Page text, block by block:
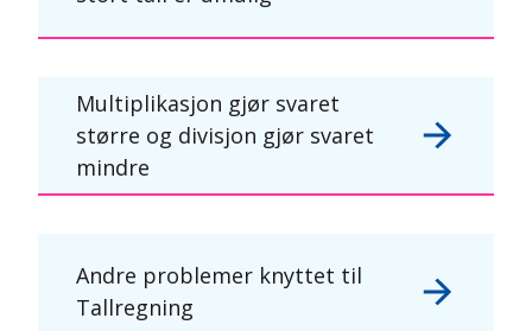
Multiplikasjon gjør svaret
større og divisjon gjør svaret
mindre
Andre problemer knyttet til
Tallregning